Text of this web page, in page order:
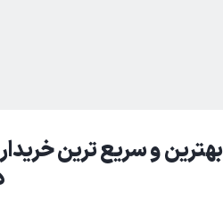
بهترین و سریع ترین